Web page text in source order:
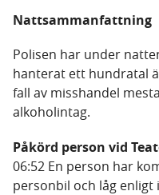
Nattsammanfattning
Polisen har under
hanterat ett hundratal
fall av misshandel
alkoholintag.
Påkörd person vid
06:52 En person har
personbil och låg